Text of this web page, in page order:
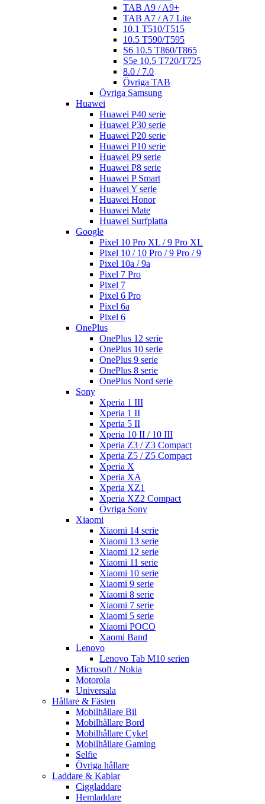
TAB A9 / A9+
TAB A7 / A7 Lite
10.1 T510/T515
10.5 T590/T595
S6 10.5 T860/T865
S5e 10.5 T720/T725
8.0 / 7.0
Övriga TAB
Övriga Samsung
Huawei
Huawei P40 serie
Huawei P30 serie
Huawei P20 serie
Huawei P10 serie
Huawei P9 serie
Huawei P8 serie
Huawei P Smart
Huawei Y serie
Huawei Honor
Huawei Mate
Huawei Surfplatta
Google
Pixel 10 Pro XL / 9 Pro XL
Pixel 10 / 10 Pro / 9 Pro / 9
Pixel 10a / 9a
Pixel 7 Pro
Pixel 7
Pixel 6 Pro
Pixel 6a
Pixel 6
OnePlus
OnePlus 12 serie
OnePlus 10 serie
OnePlus 9 serie
OnePlus 8 serie
OnePlus Nord serie
Sony
Xperia 1 III
Xperia 1 II
Xperia 5 II
Xperia 10 II / 10 III
Xperia Z3 / Z3 Compact
Xperia Z5 / Z5 Compact
Xperia X
Xperia XA
Xperia XZ1
Xperia XZ2 Compact
Övriga Sony
Xiaomi
Xiaomi 14 serie
Xiaomi 13 serie
Xiaomi 12 serie
Xiaomi 11 serie
Xiaomi 10 serie
Xiaomi 9 serie
Xiaomi 8 serie
Xiaomi 7 serie
Xiaomi 5 serie
Xiaomi POCO
Xaomi Band
Lenovo
Lenovo Tab M10 serien
Microsoft / Nokia
Motorola
Universala
Hållare & Fästen
Mobilhållare Bil
Mobilhållare Bord
Mobilhållare Cykel
Mobilhållare Gaming
Selfie
Övriga hållare
Laddare & Kablar
Ciggladdare
Hemladdare